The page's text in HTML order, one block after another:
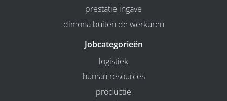
prestatie ingave
dimona buiten de werkuren
Jobcategorieën
logistiek
human resources
productie